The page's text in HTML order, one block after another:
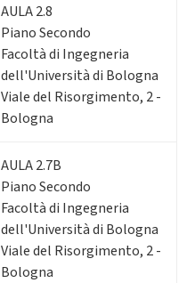
AULA 2.8
Piano Secondo
Facoltà di Ingegneria
dell'Università di Bologna
Viale del Risorgimento, 2 -
Bologna
AULA 2.7B
Piano Secondo
Facoltà di Ingegneria
dell'Università di Bologna
Viale del Risorgimento, 2 -
Bologna